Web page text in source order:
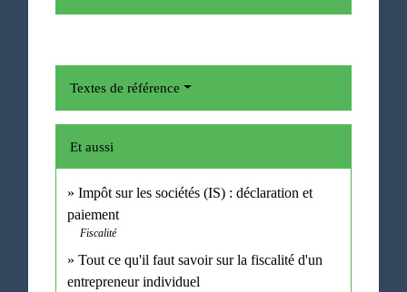
Textes de référence
Et aussi
Impôt sur les sociétés (IS) : déclaration et
paiement
Fiscalité
Tout ce qu'il faut savoir sur la fiscalité d'un
entrepreneur individuel